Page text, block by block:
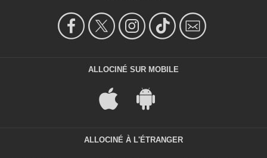
ALLOCINÉ SUR MOBILE
ALLOCINÉ À L'ÉTRANGER